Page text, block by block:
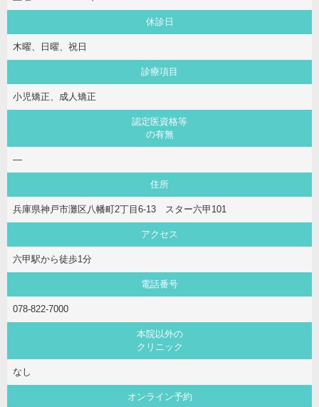
休診日
木曜、日曜、祝日
診療項目
小児矯正、成人矯正
認定医資格等
の有無
―
住所
兵庫県神戸市灘区八幡町2丁目6-13 スター六甲101
アクセス
六甲駅から徒歩1分
電話番号
078-822-7000
本院以外の
クリニック
なし
オンライン予約